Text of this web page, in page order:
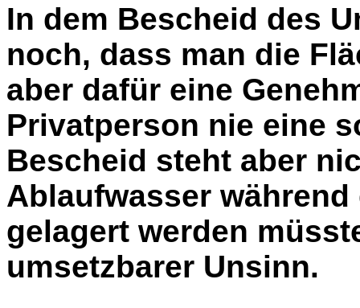
In dem Bescheid des
noch, dass man die
aber dafür eine
Privatperson nie eine
Bescheid steht aber
Ablaufwasser
gelagert werden
umsetzbarer Unsinn.